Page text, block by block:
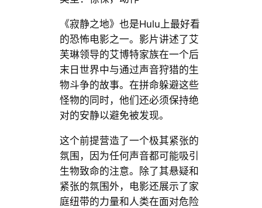
《寂静之地》也是Hulu上最好看
的恐怖电影之一。影片讲述了艾
芙琳领导的艾博特家族在一个后
末日世界中与通过声音狩猎的生
物斗争的故事。在拼命躲避这些
怪物的同时，他们还必须保持绝
对的安静以避免被发现。
这个前提营造了一个极其紧张的
氛围，因为任何声音都可能吸引
生物致命的注意。除了其悬疑和
紧张的氛围外，电影还展示了家
庭纽带的力量和人类在面对危险